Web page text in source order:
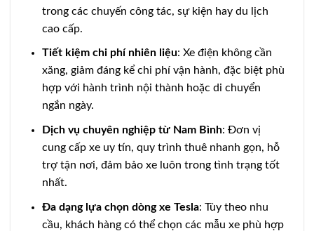
trong các chuyến công tác, sự kiện hay du lịch
cao cấp.
Tiết kiệm chi phí nhiên liệu: Xe điện không cần
xăng, giảm đáng kể chi phí vận hành, đặc biệt phù
hợp với hành trình nội thành hoặc di chuyển
ngắn ngày.
Dịch vụ chuyên nghiệp từ Nam Bình: Đơn vị
cung cấp xe uy tín, quy trình thuê nhanh gọn, hỗ
trợ tận nơi, đảm bảo xe luôn trong tình trạng tốt
nhất.
Đa dạng lựa chọn dòng xe Tesla: Tùy theo nhu
cầu, khách hàng có thể chọn các mẫu xe phù hợp